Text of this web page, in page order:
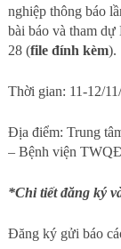
nghiệp thông báo
bài báo và tham
28 (file đính kèm).
Thời gian: 11-12/
Địa điểm: Trung
– Bệnh viện
*Chi tiết đăng ký
Đăng ký gửi báo